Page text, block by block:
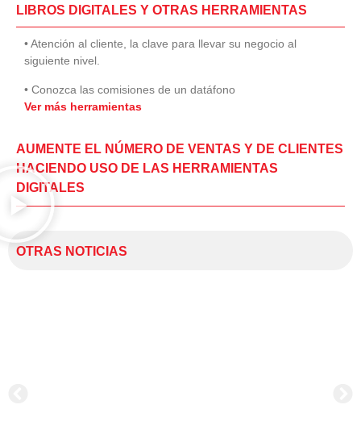
LIBROS DIGITALES Y OTRAS HERRAMIENTAS
• Atención al cliente, la clave para llevar su negocio al
siguiente nivel.
• Conozca las comisiones de un datáfono
Ver más herramientas
AUMENTE EL NÚMERO DE VENTAS Y DE CLIENTES
HACIENDO USO DE LAS HERRAMIENTAS
DIGITALES
OTRAS NOTICIAS